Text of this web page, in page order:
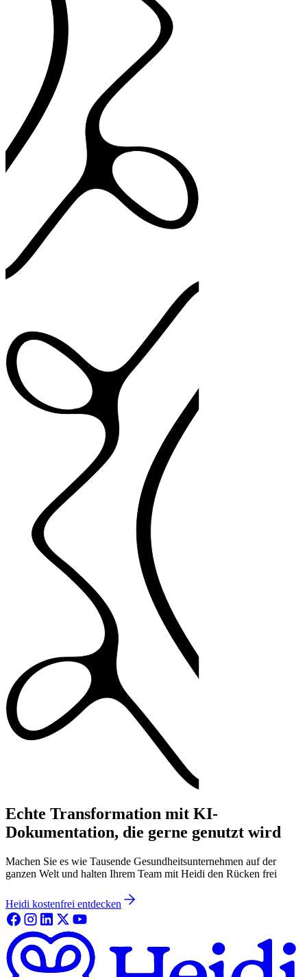
Echte Transformation mit KI-
Dokumentation, die gerne genutzt wird
Machen Sie es wie Tausende Gesundheitsunternehmen auf der
ganzen Welt und halten Ihrem Team mit Heidi den Rücken frei
Heidi kostenfrei entdecken